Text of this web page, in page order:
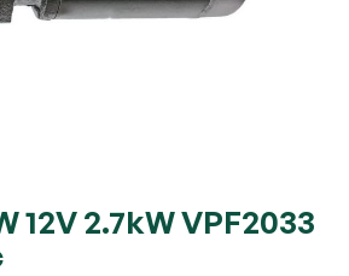
12V 2.7kW VPF2033